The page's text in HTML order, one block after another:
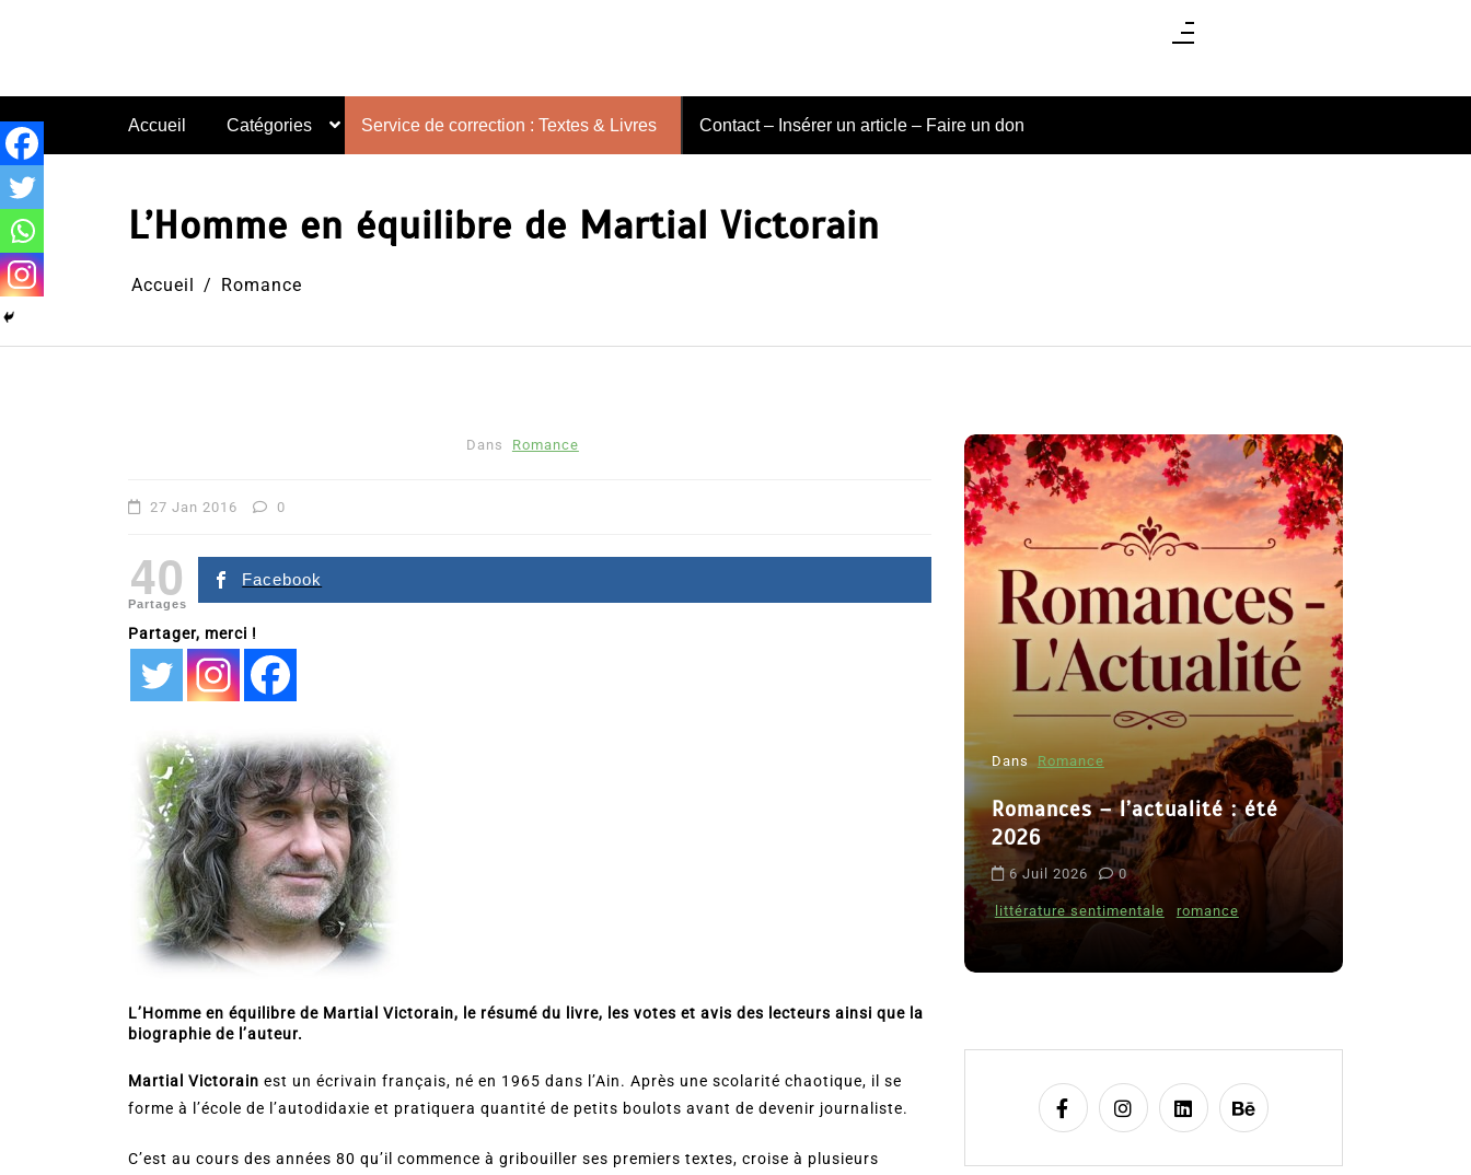
Accueil Catégories Service de correction : Textes & Livres Contact – Insérer un article – Faire un don
L’Homme en équilibre de Martial Victorain
Accueil Romance
Dans Romance
27 Jan 2016 0
40
Partages
Facebook
Partager, merci !
L’Homme en équilibre de Martial Victorain, le résumé du livre, les votes et avis des lecteurs ainsi que la
biographie de l’auteur.
Martial Victorain est un écrivain français, né en 1965 dans l’Ain. Après une scolarité chaotique, il se
forme à l’école de l’autodidaxie et pratiquera quantité de petits boulots avant de devenir journaliste.
C’est au cours des années 80 qu’il commence à gribouiller ses premiers textes, croise à plusieurs
Dans Romance
Romances – l’actualité : été
2026
6 Juil 2026 0
littérature sentimentale
Dans Romance
Romances – l’actualité : été
2026
6 Juil 2026 0
littérature sentimentale romance